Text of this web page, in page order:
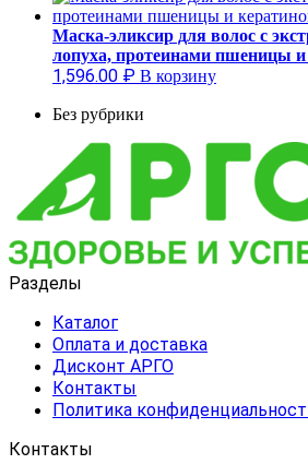
Маска-эликсир для волос с
лопуха, протеинами пшеницы
1,596.00 ₽ В корзину
Без рубрики
Разделы
Каталог
Оплата и доставка
Дисконт АРГО
Контакты
Политика
Контакты